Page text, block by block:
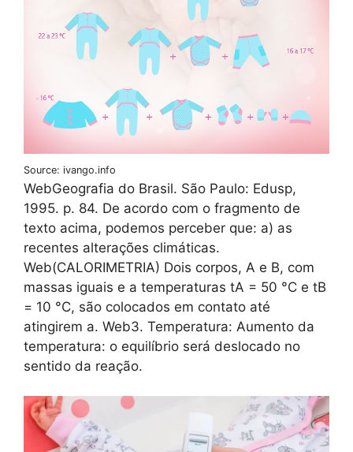
Source: ivango.info
WebGeografia do Brasil. São Paulo: Edusp,
1995. p. 84. De acordo com o fragmento de
texto acima, podemos perceber que: a) as
recentes alterações climáticas.
Web(CALORIMETRIA) Dois corpos, A e B, com
massas iguais e a temperaturas tA = 50 °C e tB
= 10 °C, são colocados em contato até
atingirem a. Web3. Temperatura: Aumento da
temperatura: o equilíbrio será deslocado no
sentido da reação.